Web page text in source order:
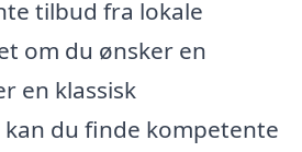
tilbud fra lokale
om du ønsker en
en klassisk
du finde kompetente